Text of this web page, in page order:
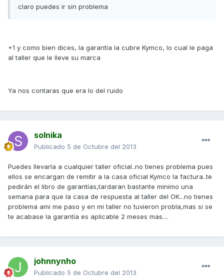
claro puedes ir sin problema
+1 y como bien dices, la garantía la cubre Kymco, lo cual le paga
al taller que le lleve su marca
Ya nos contaras que era lo del ruido
solnika
Publicado 5 de Octubre del 2013
Puedes llevarla a cualquier taller oficial..no tienes problema pues
ellos se encargan de remitir a la casa oficial Kymco la factura..te
pedirán el libro de garantías,tardaran bastante minimo una
semana para que la casa de respuesta al taller del OK...no tienes
problema ami me paso y en mi taller no tuvieron probla,mas si se
te acabase la garantía es aplicable 2 meses mas....
johnnynho
Publicado 5 de Octubre del 2013